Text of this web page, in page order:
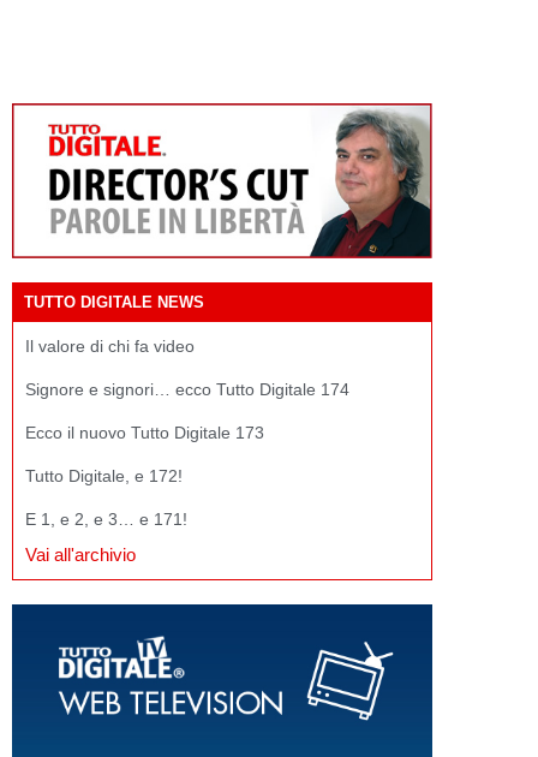
TUTTO DIGITALE NEWS
Il valore di chi fa video
Signore e signori… ecco Tutto Digitale 174
Ecco il nuovo Tutto Digitale 173
Tutto Digitale, e 172!
E 1, e 2, e 3… e 171!
Vai all'archivio